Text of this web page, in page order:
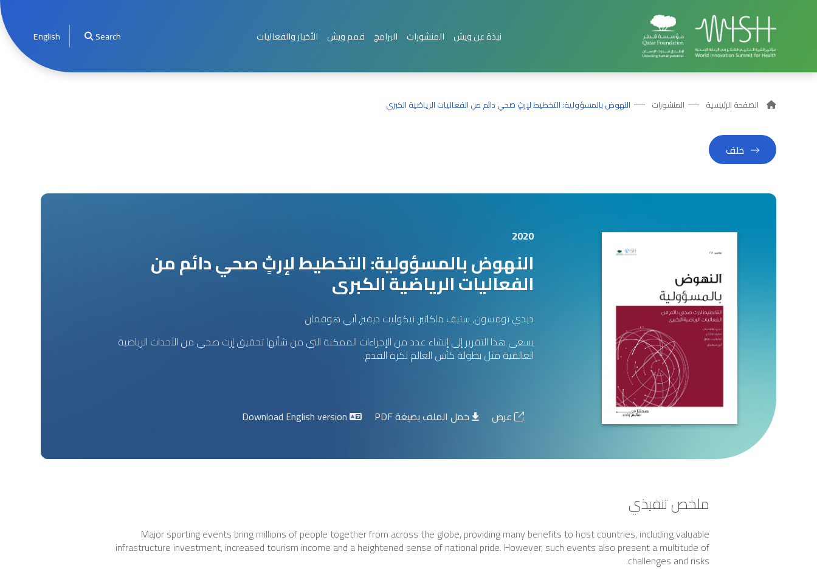
نبذة عن ويش المنشورات البرامج قمم ويش الأخبار والفعاليات Search
English
الصفحة الرئيسية المنشورات النهوض بالمسؤولية: التخطيط لإرثٍ صحي دائم من الفعاليات الرياضية الكبرى
خلف
2020
النهوض بالمسؤولية: التخطيط لإرثٍ صحي دائم من
الفعاليات الرياضية الكبرى
ديدي تومسون, ستيف ماكاتير, نيكوليت ديفيز, آبي هوفمان
يسعى هذا التقرير إلى إنشاء عدد من الإجراءات الممكنة التي من شأنها تحقيق إرث صحي من الأحداث الرياضية
العالمية مثل بطولة كأس العالم لكرة القدم.
عرض حمل الملف بصيغة PDF Download English version
ملخص تنفيذي
Major sporting events bring millions of people together from across the globe, providing many benefits to host countries, including valuable
infrastructure investment, increased tourism income and a heightened sense of national pride. However, such events also present a multitude of
challenges and risks.